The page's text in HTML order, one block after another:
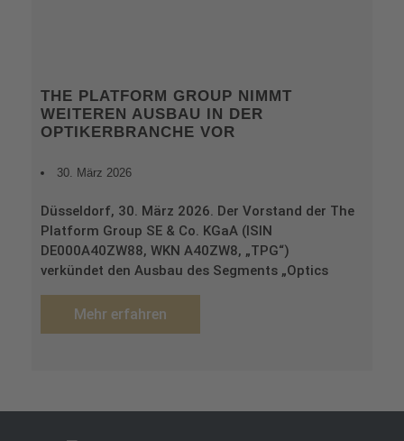
THE PLATFORM GROUP NIMMT
WEITEREN AUSBAU IN DER
OPTIKERBRANCHE VOR
30. März 2026
Düsseldorf, 30. März 2026. Der Vorstand der The
Platform Group SE & Co. KGaA (ISIN
DE000A40ZW88, WKN A40ZW8, „TPG“)
verkündet den Ausbau des Segments „Optics
Mehr erfahren